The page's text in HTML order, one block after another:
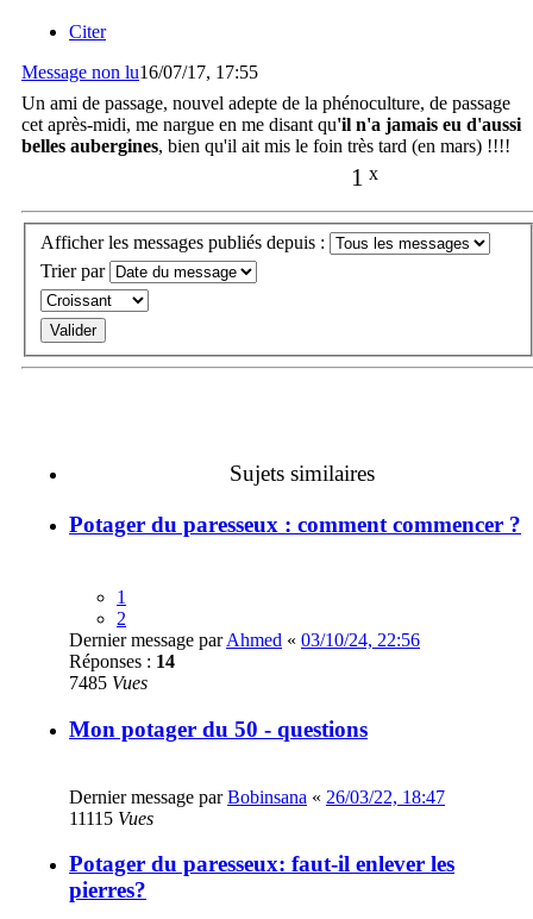
Citer
Message non lu16/07/17, 17:55
Un ami de passage, nouvel adepte de la phénoculture, de passage
cet après-midi, me nargue en me disant qu'il n'a jamais eu d'aussi
belles aubergines, bien qu'il ait mis le foin très tard (en mars) !!!!
1 x
Afficher les messages publiés depuis :
Trier par
Sujets similaires
Potager du paresseux : comment commencer ?
1
2
Dernier message parAhmed « 03/10/24, 22:56
Réponses : 14
7485 Vues
Mon potager du 50 - questions
Dernier message parBobinsana « 26/03/22, 18:47
11115 Vues
Potager du paresseux: faut-il enlever les
pierres?